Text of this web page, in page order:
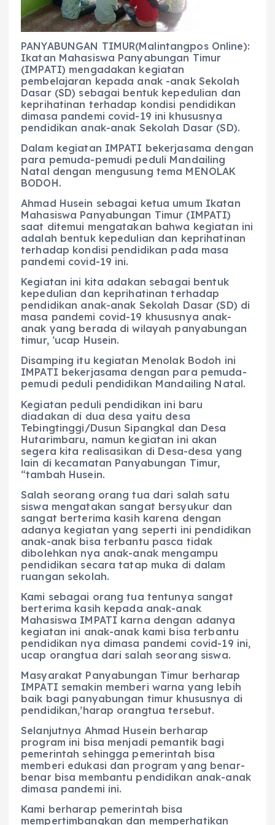
o
k
p m er
PANYABUNGAN TIMUR(Malintangpos Online):
Ikatan Mahasiswa Panyabungan Timur
(IMPATI) mengadakan kegiatan
pembelajaran kepada anak -anak Sekolah
Dasar (SD) sebagai bentuk kepedulian dan
keprihatinan terhadap kondisi pendidikan
dimasa pandemi covid-19 ini khususnya
pendidikan anak-anak Sekolah Dasar (SD).
Dalam kegiatan IMPATI bekerjasama dengan
para pemuda-pemudi peduli Mandailing
Natal dengan mengusung tema MENOLAK
BODOH.
Ahmad Husein sebagai ketua umum Ikatan
Mahasiswa Panyabungan Timur (IMPATI)
saat ditemui mengatakan bahwa kegiatan ini
adalah bentuk kepedulian dan keprihatinan
terhadap kondisi pendidikan pada masa
pandemi covid-19 ini.
Kegiatan ini kita adakan sebagai bentuk
kepedulian dan keprihatinan terhadap
pendidikan anak-anak Sekolah Dasar (SD) di
masa pandemi covid-19 khususnya anak-
anak yang berada di wilayah panyabungan
timur, ‘ucap Husein.
Disamping itu kegiatan Menolak Bodoh ini
IMPATI bekerjasama dengan para pemuda-
pemudi peduli pendidikan Mandailing Natal.
Kegiatan peduli pendidikan ini baru
diadakan di dua desa yaitu desa
Tebingtinggi/Dusun Sipangkal dan Desa
Hutarimbaru, namun kegiatan ini akan
segera kita realisasikan di Desa-desa yang
lain di kecamatan Panyabungan Timur,
“tambah Husein.
Salah seorang orang tua dari salah satu
siswa mengatakan sangat bersyukur dan
sangat berterima kasih karena dengan
adanya kegiatan yang seperti ini pendidikan
anak-anak bisa terbantu pasca tidak
dibolehkan nya anak-anak mengampu
pendidikan secara tatap muka di dalam
ruangan sekolah.
Kami sebagai orang tua tentunya sangat
berterima kasih kepada anak-anak
Mahasiswa IMPATI karna dengan adanya
kegiatan ini anak-anak kami bisa terbantu
pendidikan nya dimasa pandemi covid-19 ini,
ucap orangtua dari salah seorang siswa.
Masyarakat Panyabungan Timur berharap
IMPATI semakin memberi warna yang lebih
baik bagi panyabungan timur khususnya di
pendidikan,’harap orangtua tersebut.
Selanjutnya Ahmad Husein berharap
program ini bisa menjadi pemantik bagi
pemerintah sehingga pemerintah bisa
memberi edukasi dan program yang benar-
benar bisa membantu pendidikan anak-anak
dimasa pandemi ini.
Kami berharap pemerintah bisa
mempertimbangkan dan memperhatikan